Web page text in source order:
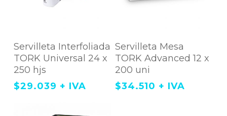
Agregar Al Carrito
Servilleta Interfoliada
TORK Universal 24 x
250 hjs
$29.039 + IVA
Agregar Al Carrito
Servilleta Mesa
TORK Advanced 12 x
200 uni
$34.510 + IVA